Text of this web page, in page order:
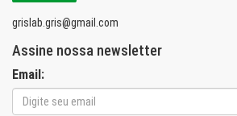
grislab.gris@gmail.com
Assine nossa newsletter
Email: